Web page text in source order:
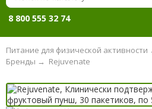
8 800 555 32 74
Питание для физической активности
Rejuvenate
Бренды →